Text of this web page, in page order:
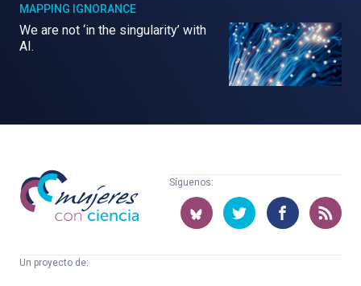
MAPPING IGNORANCE
We are not ‘in the singularity’ with
AI.
Mujeres
con
ciencia
Síguenos:
Un proyecto de: